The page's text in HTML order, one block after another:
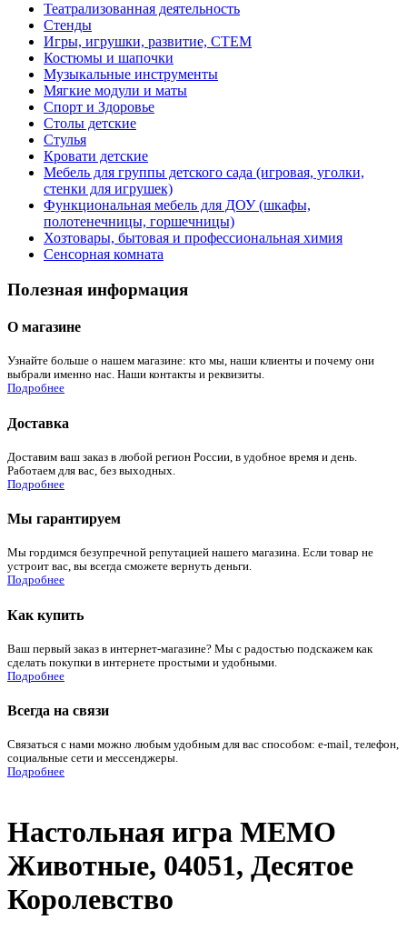
Театрализованная деятельность
Стенды
Игры, игрушки, развитие, СТЕМ
Костюмы и шапочки
Музыкальные инструменты
Мягкие модули и маты
Спорт и Здоровье
Столы детские
Стулья
Кровати детские
Мебель для группы детского сада (игровая, уголки,
стенки для игрушек)
Функциональная мебель для ДОУ (шкафы,
полотенечницы, горшечницы)
Хозтовары, бытовая и профессиональная химия
Сенсорная комната
Полезная информация
О магазине
Узнайте больше о нашем магазине: кто мы, наши клиенты и почему они
выбрали именно нас. Наши контакты и реквизиты.
Подробнее
Доставка
Доставим ваш заказ в любой регион России, в удобное время и день.
Работаем для вас, без выходных.
Подробнее
Мы гарантируем
Мы гордимся безупречной репутацией нашего магазина. Если товар не
устроит вас, вы всегда сможете вернуть деньги.
Подробнее
Как купить
Ваш первый заказ в интернет-магазине? Мы с радостью подскажем как
сделать покупки в интернете простыми и удобными.
Подробнее
Всегда на связи
Связаться с нами можно любым удобным для вас способом: e-mail, телефон,
социальные сети и мессенджеры.
Подробнее
Настольная игра МЕМО
Животные, 04051, Десятое
Королевство